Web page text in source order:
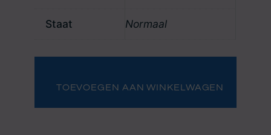
Staat Normaal
van
(2)
TOEVOEGEN AAN WINKELWAGEN